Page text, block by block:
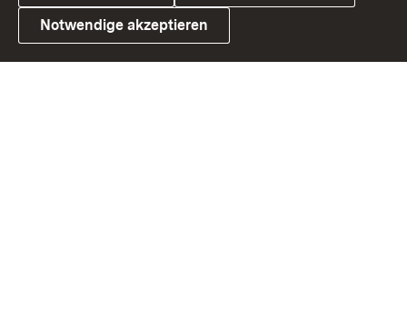
Link zum Landesportal
Notwendige akzeptieren